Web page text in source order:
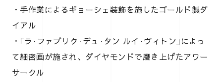
・手作業によるギョーシェ装飾を施したゴールド製ダ
イアル
・｢ラ·ファブリク·デュ·タン ルイ·ヴィトン｣によっ
て細密画が施され、ダイヤモンドで磨き上げたアワー
サークル